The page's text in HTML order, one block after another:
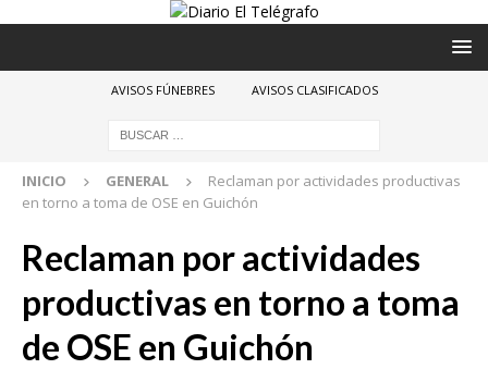
AVISOS FÚNEBRES AVISOS CLASIFICADOS
INICIO GENERAL
Reclaman por actividades productivas
en torno a toma de OSE en Guichón
Reclaman por actividades
productivas en torno a toma
de OSE en Guichón